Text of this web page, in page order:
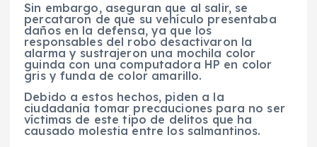
Sin embargo, aseguran que al salir, se
percataron de que su vehículo presentaba
daños en la defensa, ya que los
responsables del robo desactivaron la
alarma y sustrajeron una mochila color
guinda con una computadora HP en color
gris y funda de color amarillo.
Debido a estos hechos, piden a la
ciudadanía tomar precauciones para no ser
víctimas de este tipo de delitos que ha
causado molestia entre los salmantinos.